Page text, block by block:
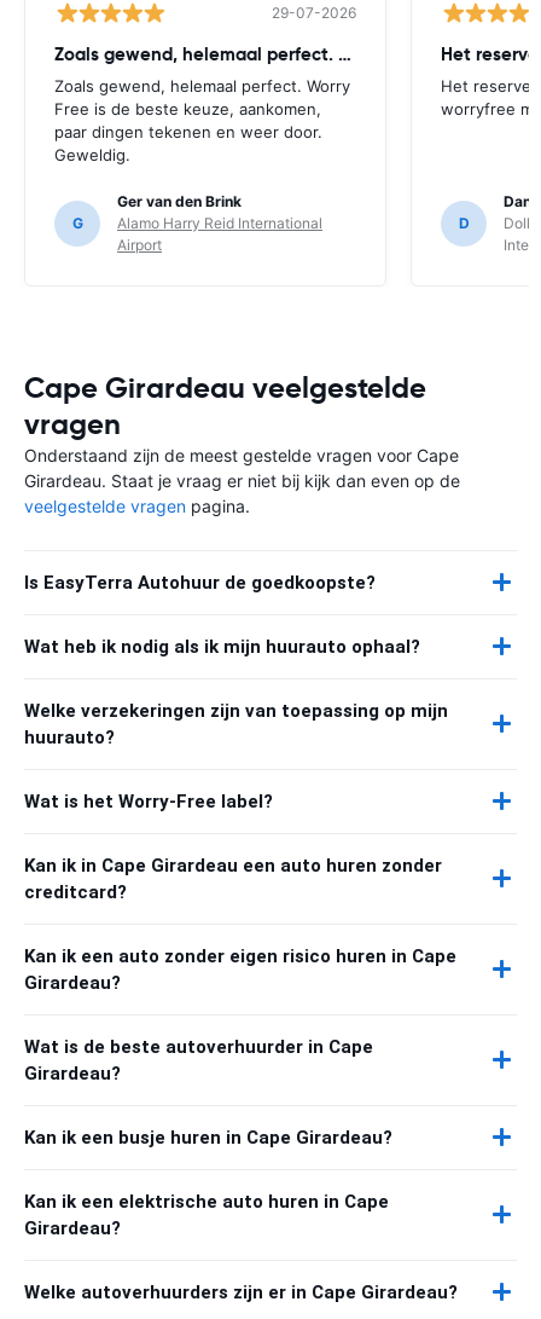
29-07-2026
Zoals gewend, helemaal perfect. Worry
Zoals gewend, helemaal perfect. Worry
Free is de beste keuze, aankomen,
paar dingen tekenen en weer door.
Geweldig.
G
Ger van den Brink
Alamo Harry Reid International
Airport
Het
Het
worryfree
D
Cape Girardeau veelgestelde
vragen
Onderstaand zijn de meest gestelde vragen voor Cape
Girardeau. Staat je vraag er niet bij kijk dan even op de
veelgestelde vragen pagina.
Is EasyTerra Autohuur de goedkoopste?
Wat heb ik nodig als ik mijn huurauto ophaal?
Welke verzekeringen zijn van toepassing op mijn
huurauto?
Wat is het Worry-Free label?
Kan ik in Cape Girardeau een auto huren zonder
creditcard?
Kan ik een auto zonder eigen risico huren in Cape
Girardeau?
Wat is de beste autoverhuurder in Cape
Girardeau?
Kan ik een busje huren in Cape Girardeau?
Kan ik een elektrische auto huren in Cape
Girardeau?
Welke autoverhuurders zijn er in Cape Girardeau?